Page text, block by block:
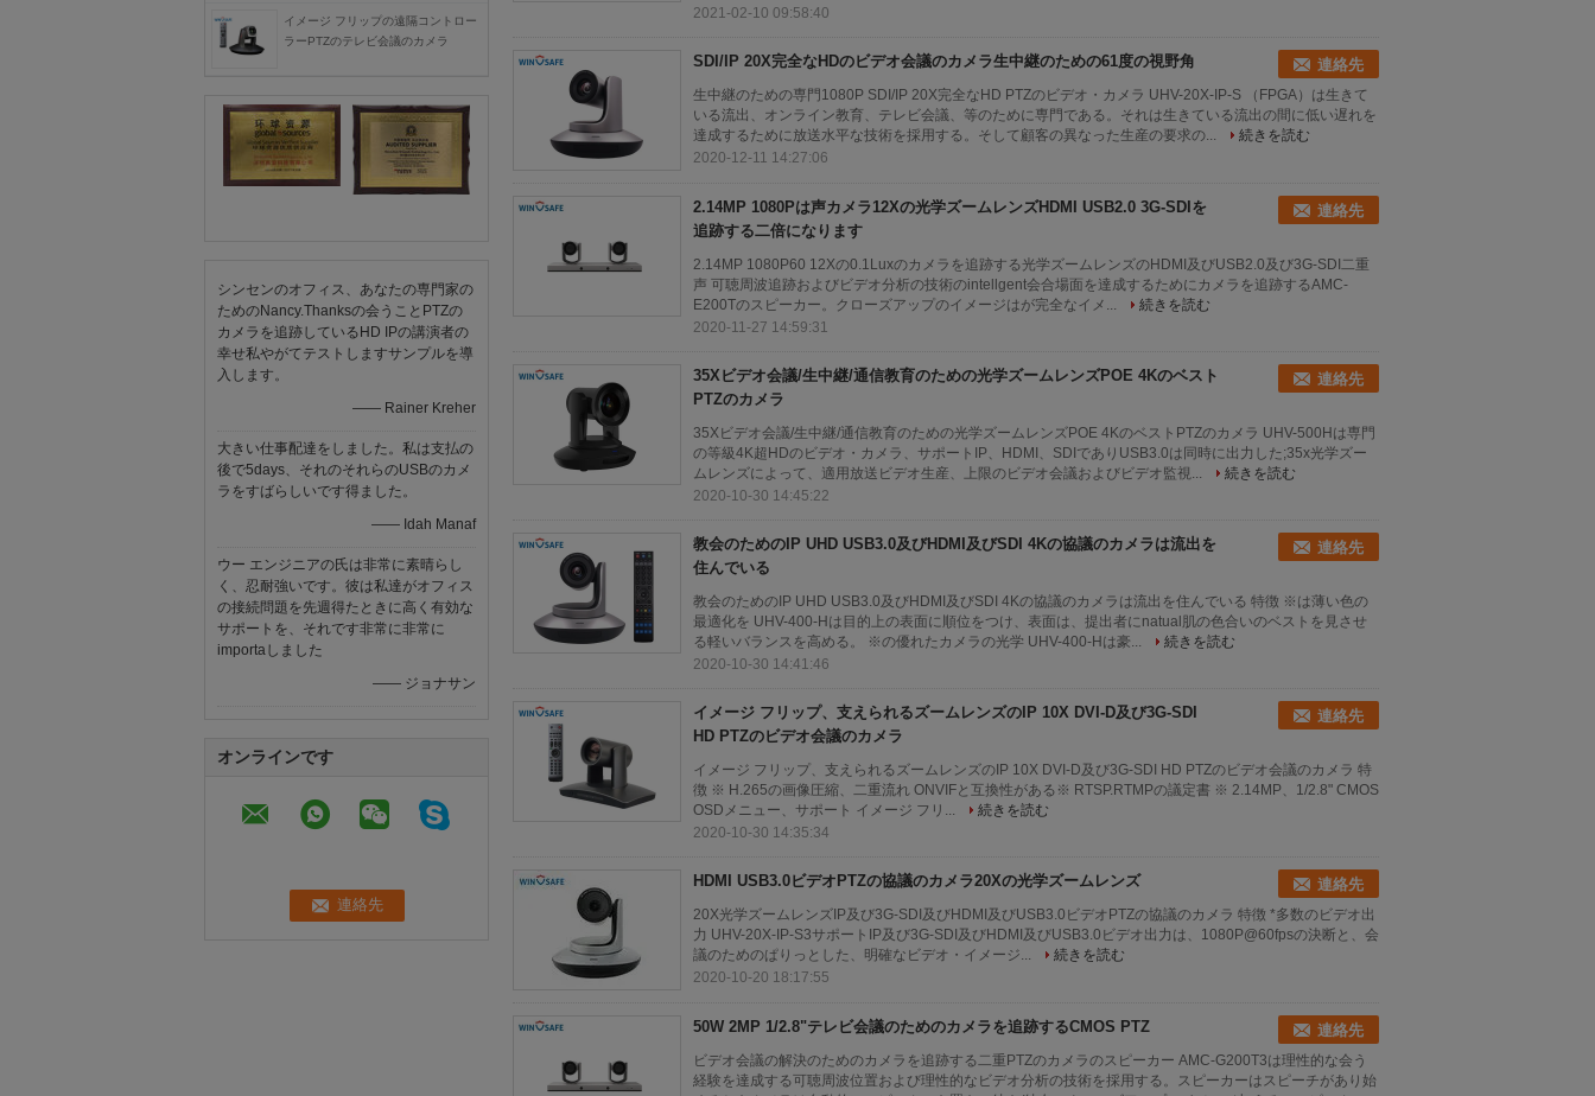
イメージ フリップの遠隔コントロー
ラーPTZのテレビ会議のカメラ
シンセンのオフィス、あなたの専門家の
ためのNancy.Thanksの会うことPTZの
カメラを追跡しているHD IPの講演者の
幸せ私やがてテストしますサンプルを導
入します。
—— Rainer Kreher
大きい仕事配達をしました。私は支払の
後で5days、それのそれらのUSBのカメ
ラをすばらしいです得ました。
—— Idah Manaf
ウー エンジニアの氏は非常に素晴らし
く、忍耐強いです。彼は私達がオフィス
の接続問題を先週得たときに高く有効な
サポートを、それです非常に非常に
importaしました
—— ジョナサン
オンラインです
2021-02-10 09:58:40
SDI/IP 20X完全なHDのビデオ会議のカメラ生中継のための61度の視野角 連絡先
生中継のための専門1080P SDI/IP 20X完全なHD PTZのビデオ・カメラ UHV-20X-IP-S （FPGA）は生きて
いる流出、オンライン教育、テレビ会議、等のために専門である。それは生きている流出の間に低い遅れを
達成するために放送水平な技術を採用する。そして顧客の異なった生産の要求の...
続きを読む
2020-12-11 14:27:06
2.14MP 1080Pは声カメラ12Xの光学ズームレンズHDMI USB2.0 3G-SDIを
追跡する二倍になります
連絡先
2.14MP 1080P60 12Xの0.1Luxのカメラを追跡する光学ズームレンズのHDMI及びUSB2.0及び3G-SDI二重
声 可聴周波追跡およびビデオ分析の技術のintellgent会合場面を達成するためにカメラを追跡するAMC-
E200Tのスピーカー。クローズアップのイメージはが完全なイメ...
続きを読む
2020-11-27 14:59:31
35Xビデオ会議/生中継/通信教育のための光学ズームレンズPOE 4Kのベスト
PTZのカメラ
連絡先
35Xビデオ会議/生中継/通信教育のための光学ズームレンズPOE 4KのベストPTZのカメラ UHV-500Hは専門
の等級4K超HDのビデオ・カメラ、サポートIP、HDMI、SDIでありUSB3.0は同時に出力した;35x光学ズー
ムレンズによって、適用放送ビデオ生産、上限のビデオ会議およびビデオ監視...
続きを読む
2020-10-30 14:45:22
教会のためのIP UHD USB3.0及びHDMI及びSDI 4Kの協議のカメラは流出を
住んでいる
連絡先
教会のためのIP UHD USB3.0及びHDMI及びSDI 4Kの協議のカメラは流出を住んでいる 特徴 ※は薄い色の
最適化を UHV-400-Hは目的上の表面に順位をつけ、表面は、提出者にnatual肌の色合いのベストを見させ
る軽いバランスを高める。 ※の優れたカメラの光学 UHV-400-Hは豪...
続きを読む
2020-10-30 14:41:46
イメージ フリップ、支えられるズームレンズのIP 10X DVI-D及び3G-SDI
HD PTZのビデオ会議のカメラ
連絡先
イメージ フリップ、支えられるズームレンズのIP 10X DVI-D及び3G-SDI HD PTZのビデオ会議のカメラ 特
徴 ※ H.265の画像圧縮、二重流れ ONVIFと互換性がある※ RTSP.RTMPの議定書 ※ 2.14MP、1/2.8" CMOS
OSDメニュー、サポート イメージ フリ...
続きを読む
2020-10-30 14:35:34
HDMI USB3.0ビデオPTZの協議のカメラ20Xの光学ズームレンズ 連絡先
20X光学ズームレンズIP及び3G-SDI及びHDMI及びUSB3.0ビデオPTZの協議のカメラ 特徴 *多数のビデオ出
力 UHV-20X-IP-S3サポートIP及び3G-SDI及びHDMI及びUSB3.0ビデオ出力は、1080P@60fpsの決断と、会
議のためのぱりっとした、明確なビデオ・イメージ...
続きを読む
2020-10-20 18:17:55
50W 2MP 1/2.8"テレビ会議のためのカメラを追跡するCMOS PTZ 連絡先
ビデオ会議の解決のためのカメラを追跡する二重PTZのカメラのスピーカー AMC-G200T3は理性的な会う
経験を達成する可聴周波位置および理性的なビデオ分析の技術を採用する。スピーカーはスピーチがあり始